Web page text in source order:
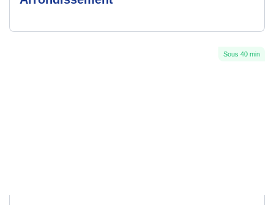
Sous 40 min